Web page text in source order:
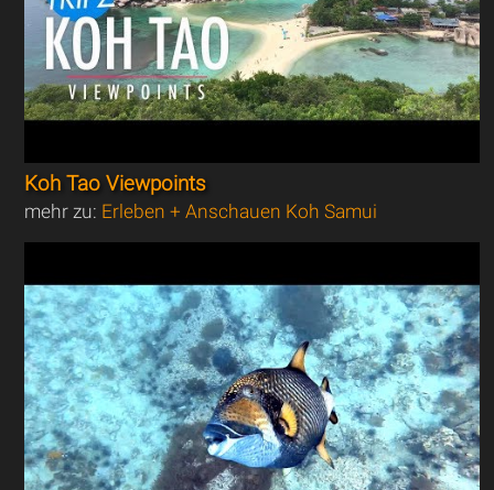
Koh Tao Viewpoints
mehr zu: Erleben + Anschauen Koh Samui